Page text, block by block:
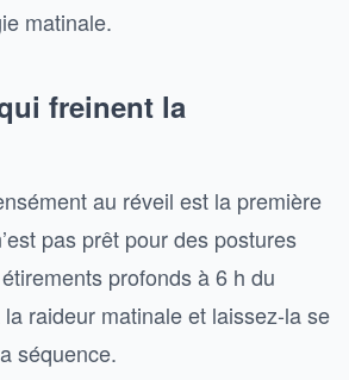
matinale.
freinent la
au réveil est la première
pas prêt pour des postures
profonds à 6 h du
raideur matinale et laissez-la se
séquence.